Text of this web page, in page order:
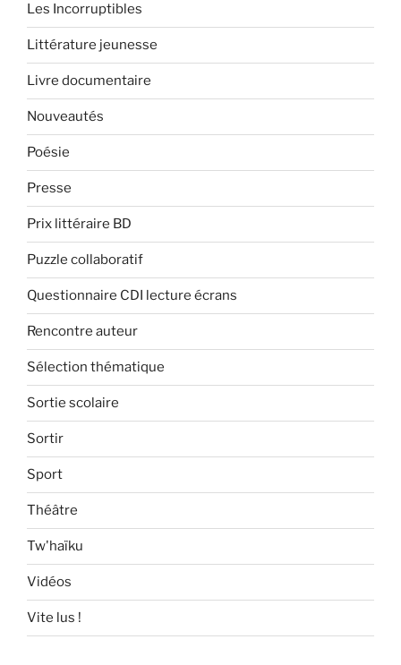
Les Incorruptibles
Littérature jeunesse
Livre documentaire
Nouveautés
Poésie
Presse
Prix littéraire BD
Puzzle collaboratif
Questionnaire CDI lecture écrans
Rencontre auteur
Sélection thématique
Sortie scolaire
Sortir
Sport
Théâtre
Tw'haïku
Vidéos
Vite lus !